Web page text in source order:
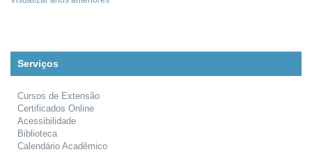
Serviços
Cursos de Extensão
Certificados Online
Acessibilidade
Biblioteca
Calendário Acadêmico